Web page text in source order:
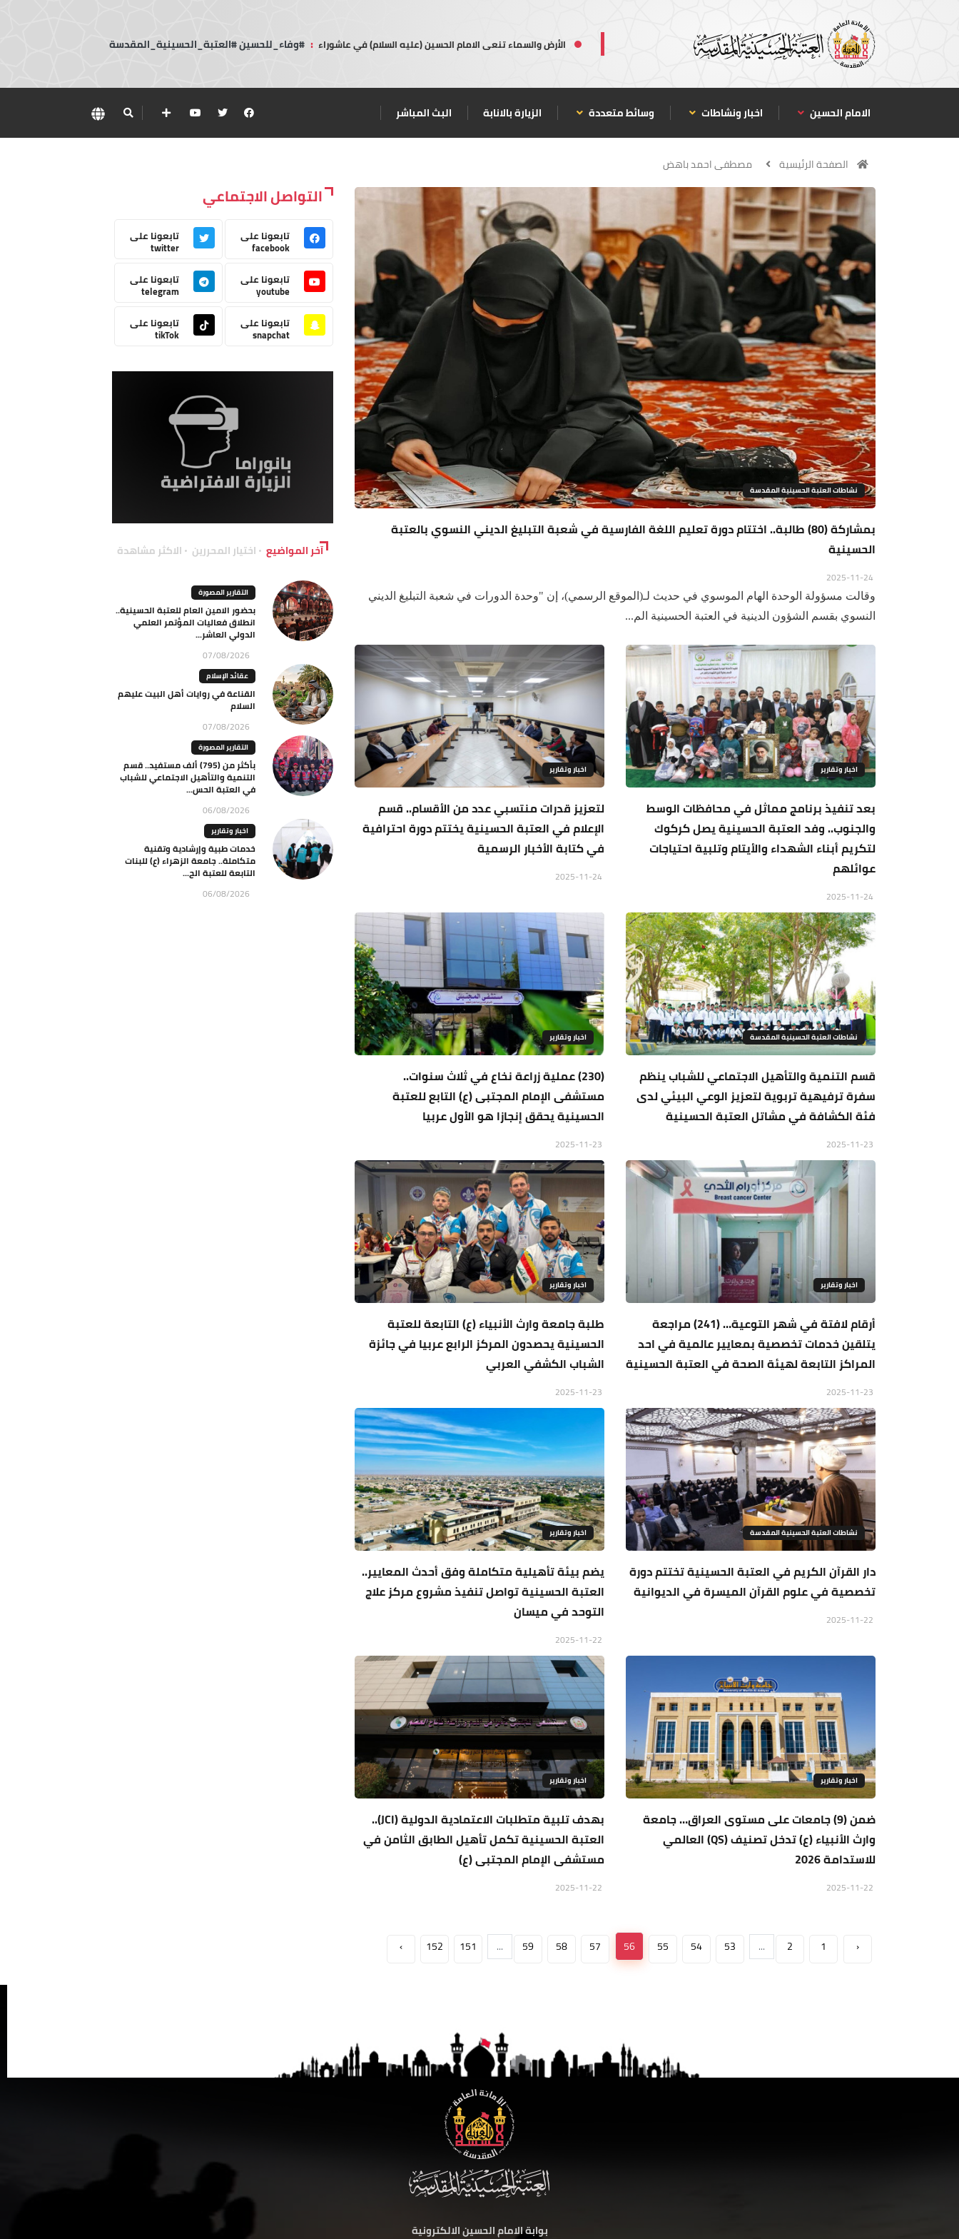
الأرض والسماء تنعى الامام الحسين (عليه السلام) في عاشوراء : #وفاء_للحسين #العتبة_الحسينية_المقدسة
الامام الحسين اخبار ونشاطات وسائط متعددة الزيارة بالانابة البث المباشر
الصفحة الرئيسية مصطفى احمد باهض
نشاطات العتبة الحسينية المقدسة
بمشاركة (80) طالبة.. اختتام دورة تعليم اللغة الفارسية في شعبة التبليغ الديني النسوي بالعتبة
الحسينية
وقالت مسؤولة الوحدة الهام الموسوي في حديث لـ(الموقع الرسمي)، إن "وحدة الدورات في شعبة التبليغ الديني
النسوي بقسم الشؤون الدينية في العتبة الحسينية الم...
اخبار وتقارير
بعد تنفيذ برنامج مماثل في محافظات الوسط
والجنوب.. وفد العتبة الحسينية يصل كركوك
لتكريم أبناء الشهداء والأيتام وتلبية احتياجات
عوائلهم
اخبار وتقارير
لتعزيز قدرات منتسبي عدد من الأقسام.. قسم
الإعلام في العتبة الحسينية يختتم دورة احترافية
في كتابة الأخبار الرسمية
نشاطات العتبة الحسينية المقدسة
قسم التنمية والتأهيل الاجتماعي للشباب ينظم
سفرة ترفيهية تربوية لتعزيز الوعي البيئي لدى
فئة الكشافة في مشاتل العتبة الحسينية
اخبار وتقارير
(230) عملية زراعة نخاع في ثلاث سنوات..
مستشفى الإمام المجتبى (ع) التابع للعتبة
الحسينية يحقق إنجازا هو الأول عربيا
اخبار وتقارير
أرقام لافتة في شهر التوعية… (241) مراجعة
يتلقين خدمات تخصصية بمعايير عالمية في احد
المراكز التابعة لهيئة الصحة في العتبة الحسينية
اخبار وتقارير
طلبة جامعة وارث الأنبياء (ع) التابعة للعتبة
الحسينية يحصدون المركز الرابع عربيا في جائزة
الشباب الكشفي العربي
نشاطات العتبة الحسينية المقدسة
دار القرآن الكريم في العتبة الحسينية تختتم دورة
تخصصية في علوم القرآن الميسرة في الديوانية
اخبار وتقارير
يضم بيئة تأهيلية متكاملة وفق أحدث المعايير..
العتبة الحسينية تواصل تنفيذ مشروع مركز علاج
التوحد في ميسان
اخبار وتقارير
ضمن (9) جامعات على مستوى العراق… جامعة
وارث الأنبياء (ع) تدخل تصنيف (QS) العالمي
للاستدامة 2026
اخبار وتقارير
بهدف تلبية متطلبات الاعتمادية الدولية (JCI)..
العتبة الحسينية تكمل تأهيل الطابق الثامن في
مستشفى الإمام المجتبى (ع)
‹
1
2
...
53
54
55
56
57
58
59
...
151
152
›
التواصل الاجتماعي
تابعونا على
facebook
تابعونا على
twitter
تابعونا على
youtube
تابعونا على
telegram
تابعونا على
snapchat
تابعونا على
tikTok
آخر المواضيع اختيار المحررين الاكثر مشاهدة
التقارير المصورة
بحضور الامين العام للعتبة الحسينية..
انطلاق فعاليات المؤتمر العلمي
الدولي العاشر...
07/08/2026
عقائد الإسلام
القناعة في روايات أهل البيت عليهم
السلام
07/08/2026
التقارير المصورة
بأكثر من (795) ألف مستفيد.. قسم
التنمية والتأهيل الاجتماعي للشباب
في العتبة الحس...
06/08/2026
اخبار وتقارير
خدمات طبية وإرشادية وتقنية
متكاملة.. جامعة الزهراء (ع) للبنات
التابعة للعتبة الح...
06/08/2026
بوابة الامام الحسين الالكترونية